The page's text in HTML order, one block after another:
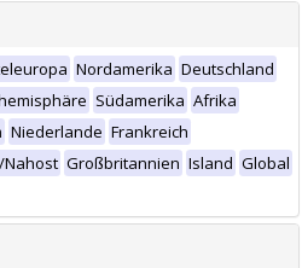
Nordamerika Deutschland
Südamerika Afrika
Niederlande Frankreich
Nahost Großbritannien Island Global